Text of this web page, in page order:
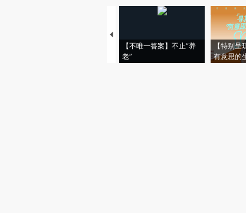
【不唯一答案】不止“养
老”
【特别
有意思的